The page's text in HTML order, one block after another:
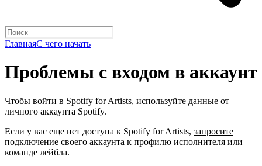
ГлавнаяС чего начать
Проблемы с входом в аккаунт
Чтобы войти в Spotify for Artists, используйте данные от
личного аккаунта Spotify.
Если у вас еще нет доступа к Spotify for Artists, запросите
подключение своего аккаунта к профилю исполнителя или
команде лейбла.